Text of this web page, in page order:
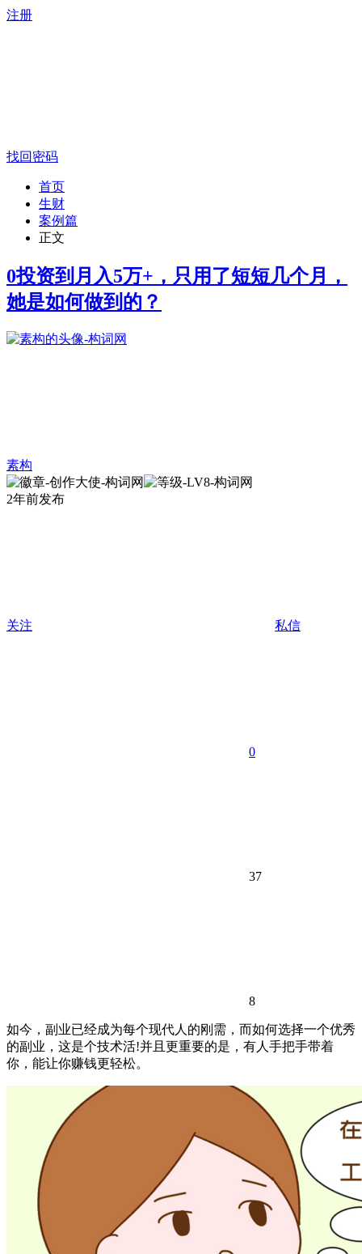
注册
找回密码
首页
生财
案例篇
正文
0投资到月入5万+，只用了短短几个月，
她是如何做到的？
素构
2年前发布
关注 私信
0
37
8
如今，副业已经成为每个现代人的刚需，而如何选择一个优秀
的副业，这是个技术活!并且更重要的是，有人手把手带着
你，能让你赚钱更轻松。